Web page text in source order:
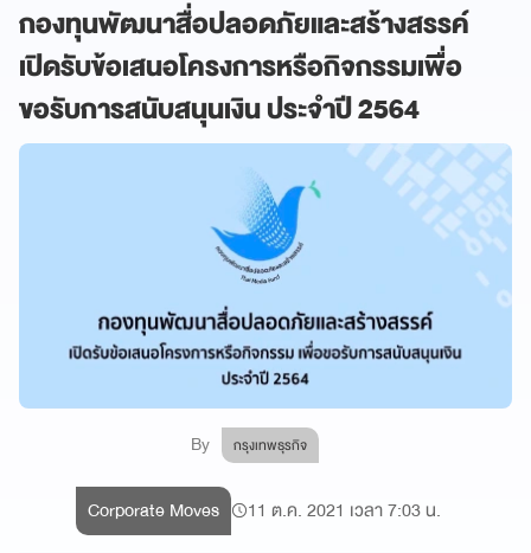
กองทุนพัฒนาสื่อปลอดภัยและสร้างสรรค์
เปิดรับข้อเสนอโครงการหรือกิจกรรมเพื่อ
ขอรับการสนับสนุนเงิน ประจำปี 2564
By กรุงเทพธุรกิจ
Corporate Moves 11 ต.ค. 2021 เวลา 7:03 น.